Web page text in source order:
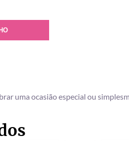
uma ocasião especial ou